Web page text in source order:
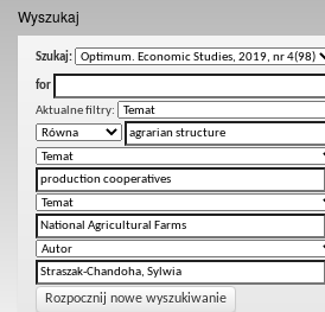
Wyszukaj
Szukaj:
for
Aktualne filtry:
Rozpocznij nowe wyszukiwanie